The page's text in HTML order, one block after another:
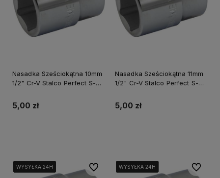
Nasadka Sześciokątna 10mm
1/2" Cr-V Stalco Perfect S-
5,00 zł
Nasadka Sześciokątna 11mm
1/2" Cr-V Stalco Perfect S-
5,00 zł
WYSYŁKA 24H
WYSYŁKA 24H
WYSYŁKA 24H Do ulubionychWYSYŁKA 24H
WYSYŁKA 24H
WYSYŁKA 24H Do